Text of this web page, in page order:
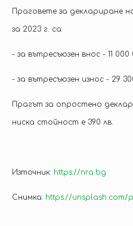
Праговете за деклариране
за 2023 г. са:
- за вътресъюзен внос - 11 000
- за вътресъюзен износ - 29
Прагът за опростено
ниска стойност е 390 лв.
Източник: https://nra.bg
Снимка: https://unsplash.com/